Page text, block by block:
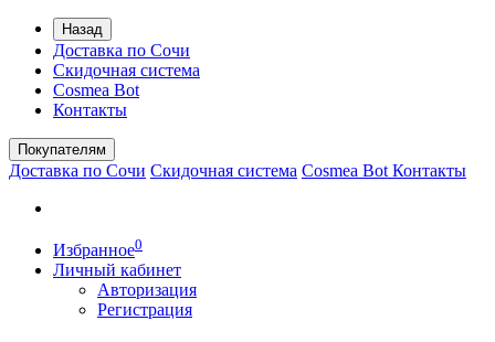
Назад
Доставка по Сочи
Скидочная система
Cosmea Bot
Контакты
Покупателям
Доставка по Сочи Скидочная система Cosmea Bot Контакты
Избранное0
Личный кабинет
Авторизация
Регистрация